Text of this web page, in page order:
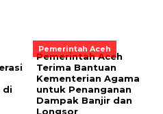
di
Pemerintah Aceh
‎Pemerintah Aceh
Terima Bantuan
Kementerian Agama
untuk Penanganan
Dampak Banjir dan
Longsor